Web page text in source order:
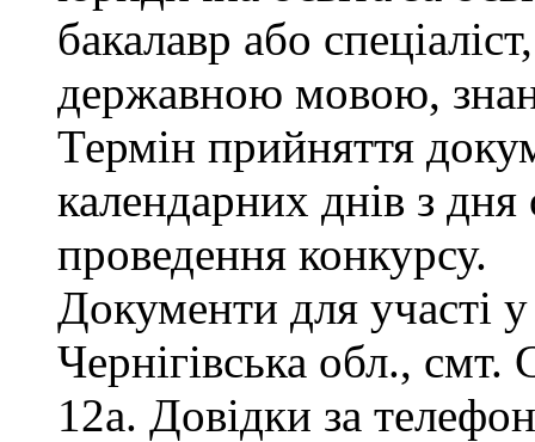
бакалавр або
державною мовою,
Термін прийняття
календарних днів з
проведення конкурсу.
Документи для участі
Чернігівська обл.,
12а. Довідки за